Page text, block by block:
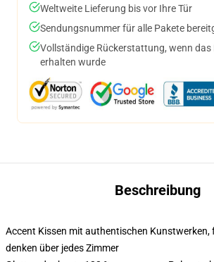
Weltweite Lieferung bis vor Ihre Tür
Sendungsnummer für alle Pakete
Vollständige Rückerstattung, wenn
erhalten wurde
Beschreibung
Accent Kissen mit authentischen Kunstwerken,
denken über jedes Zimmer